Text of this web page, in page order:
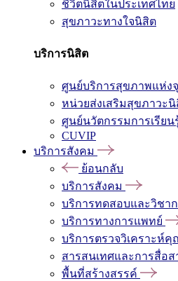
ชีวิตนิสิตในประเทศไทย
สุขภาวะทางใจนิสิต
บริการนิสิต
ศูนย์บริการสุขภาพแห่ง
หน่วยส่งเสริมสุขภาวะ
ศูนย์นวัตกรรมการเรียน
CUVIP
บริการสังคม
ย้อนกลับ
บริการสังคม
บริการทดสอบและวิชา
บริการทางการแพทย์
บริการตรวจวิเคราะห์
สารสนเทศและการสื่อส
พื้นที่สร้างสรรค์